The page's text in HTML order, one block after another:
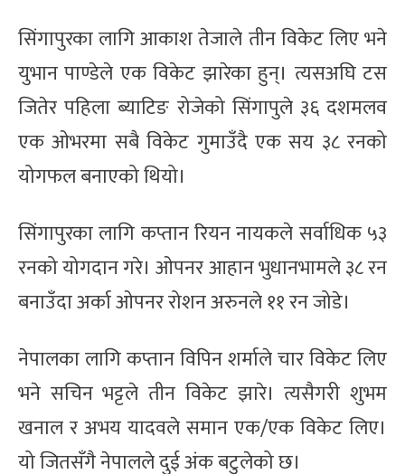
सिंगापुरका लागि आकाश तेजाले तीन विकेट लिए भने
युभान पाण्डेले एक विकेट झारेका हुन्। त्यसअघि टस
जितेर पहिला ब्याटिङ रोजेको सिंगापुले ३६ दशमलव
एक ओभरमा सबै विकेट गुमाउँदै एक सय ३८ रनको
योगफल बनाएको थियो।
सिंगापुरका लागि कप्तान रियन नायकले सर्वाधिक ५३
रनको योगदान गरे। ओपनर आहान भुधानभामले ३८ रन
बनाउँदा अर्का ओपनर रोशन अरुनले ११ रन जोडे।
नेपालका लागि कप्तान विपिन शर्माले चार विकेट लिए
भने सचिन भट्टले तीन विकेट झारे। त्यसैगरी शुभम
खनाल र अभय यादवले समान एक/एक विकेट लिए।
यो जितसँगै नेपालले दुई अंक बटुलेको छ।